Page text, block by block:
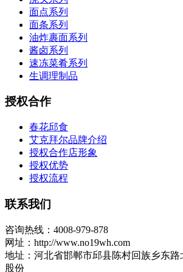
面点系列
面条系列
油炸裹面系列
酱卤系列
速冻菜肴系列
生调理制品
授权合作
春花邱食
艾克拜尔品牌介绍
授权合作店形象
授权优势
授权流程
联系我们
咨询热线：4008-979-878
网址：http://www.no19wh.com
地址：河北省邯郸市邱县陈村回族乡东路
股份